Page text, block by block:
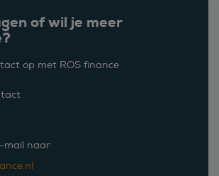
of wil je meer
op met ROS finance
mail naar